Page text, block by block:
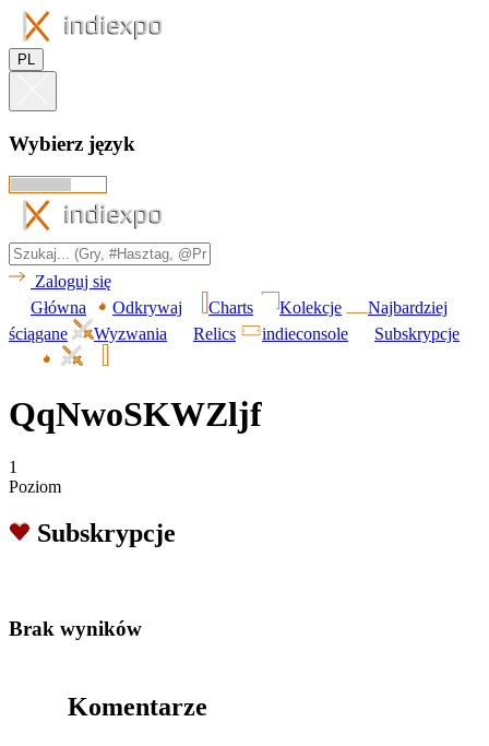
PL
Wybierz język
Zaloguj się
Główna
Odkrywaj Charts Kolekcje
Najbardziej
ściągane
Wyzwania Relics indieconsole Subskrypcje
QqNwoSKWZljf
1
Poziom
Subskrypcje
Brak wyników
Komentarze